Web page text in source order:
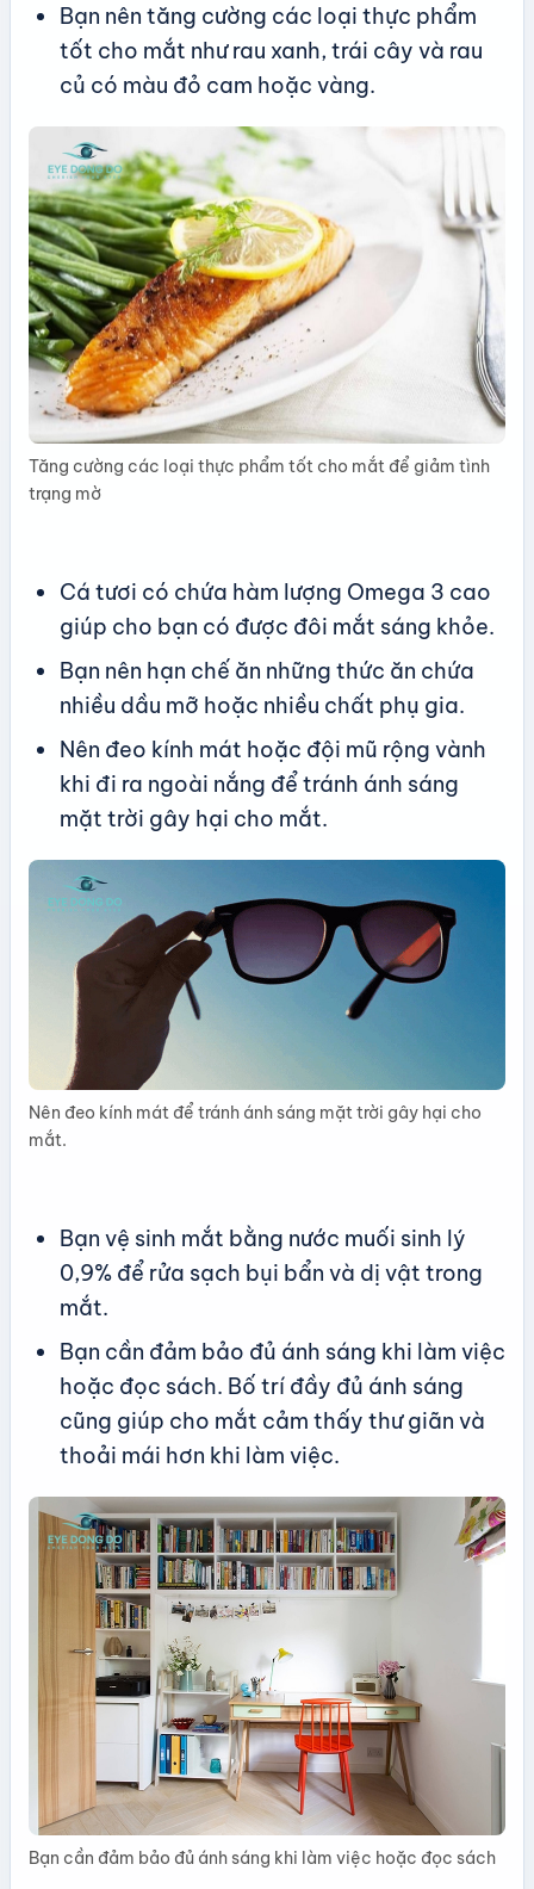
Bạn nên tăng cường các loại thực phẩm
tốt cho mắt như rau xanh, trái cây và rau
củ có màu đỏ cam hoặc vàng.
Tăng cường các loại thực phẩm tốt cho mắt để giảm tình
trạng mờ
Cá tươi có chứa hàm lượng Omega 3 cao
giúp cho bạn có được đôi mắt sáng khỏe.
Bạn nên hạn chế ăn những thức ăn chứa
nhiều dầu mỡ hoặc nhiều chất phụ gia.
Nên đeo kính mát hoặc đội mũ rộng vành
khi đi ra ngoài nắng để tránh ánh sáng
mặt trời gây hại cho mắt.
Nên đeo kính mát để tránh ánh sáng mặt trời gây hại cho
mắt.
Bạn vệ sinh mắt bằng nước muối sinh lý
0,9% để rửa sạch bụi bẩn và dị vật trong
mắt.
Bạn cần đảm bảo đủ ánh sáng khi làm việc
hoặc đọc sách. Bố trí đầy đủ ánh sáng
cũng giúp cho mắt cảm thấy thư giãn và
thoải mái hơn khi làm việc.
Bạn cần đảm bảo đủ ánh sáng khi làm việc hoặc đọc sách